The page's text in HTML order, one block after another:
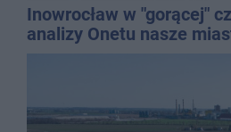
Inowrocław w "gorącej"
analizy Onetu nasze